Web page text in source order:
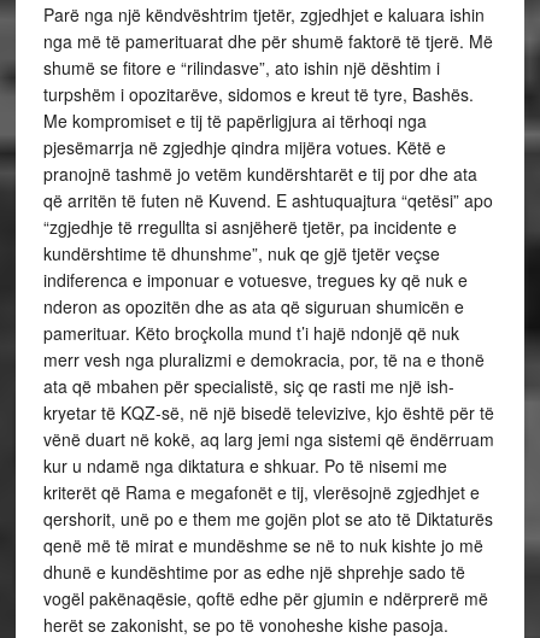
Parë nga një këndvështrim tjetër, zgjedhjet e kaluara ishin
nga më të pamerituarat dhe për shumë faktorë të tjerë. Më
shumë se fitore e “rilindasve”, ato ishin një dështim i
turpshëm i opozitarëve, sidomos e kreut të tyre, Bashës.
Me kompromiset e tij të papërligjura ai tërhoqi nga
pjesëmarrja në zgjedhje qindra mijëra votues. Këtë e
pranojnë tashmë jo vetëm kundërshtarët e tij por dhe ata
që arritën të futen në Kuvend. E ashtuquajtura “qetësi” apo
“zgjedhje të rregullta si asnjëherë tjetër, pa incidente e
kundërshtime të dhunshme”, nuk qe gjë tjetër veçse
indiferenca e imponuar e votuesve, tregues ky që nuk e
nderon as opozitën dhe as ata që siguruan shumicën e
pamerituar. Këto broçkolla mund t’i hajë ndonjë që nuk
merr vesh nga pluralizmi e demokracia, por, të na e thonë
ata që mbahen për specialistë, siç qe rasti me një ish-
kryetar të KQZ-së, në një bisedë televizive, kjo është për të
vënë duart në kokë, aq larg jemi nga sistemi që ëndërruam
kur u ndamë nga diktatura e shkuar. Po të nisemi me
kriterët që Rama e megafonët e tij, vlerësojnë zgjedhjet e
qershorit, unë po e them me gojën plot se ato të Diktaturës
qenë më të mirat e mundëshme se në to nuk kishte jo më
dhunë e kundështime por as edhe një shprehje sado të
vogël pakënaqësie, qoftë edhe për gjumin e ndërprerë më
herët se zakonisht, se po të vonoheshe kishe pasoja.